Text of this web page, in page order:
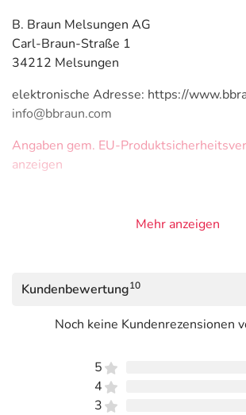
B. Braun Melsungen AG
Carl-Braun-Straße 1
34212 Melsungen
elektronische Adresse: https://
info@bbraun.com
Angaben gem. EU-
anzeigen
Mehr anzeigen
Kundenbewertung10
Noch keine Kundenrezensionen
5
4
3